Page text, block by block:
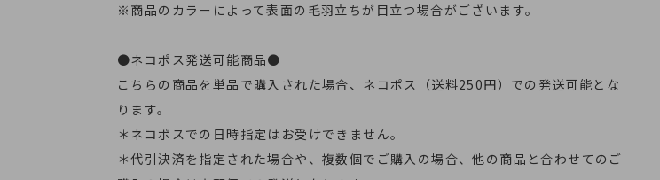
※商品のカラーによって表面の毛羽立ちが目立つ場合がございます。
●ネコポス発送可能商品●
こちらの商品を単品で購入された場合、ネコポス（送料250円）での発送可能とな
ります。
＊ネコポスでの日時指定はお受けできません。
＊代引決済を指定された場合や、複数個でご購入の場合、他の商品と合わせてのご